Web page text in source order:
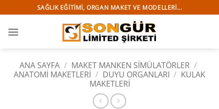
atla
SAĞLIK EĞITIMI, ORGAN MAKET VE MODELLERI...
ANA SAYFA / MAKET MANKEN SİMÜLATÖRLER /
ANATOMİ MAKETLERİ / DUYU ORGANLARI / KULAK
MAKETLERI